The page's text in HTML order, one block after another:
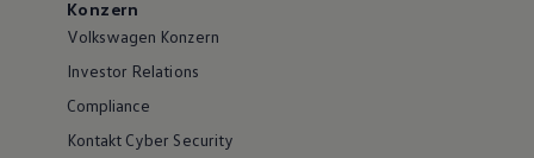
Konzern
Volkswagen Konzern
Investor Relations
Compliance
Kontakt Cyber Security